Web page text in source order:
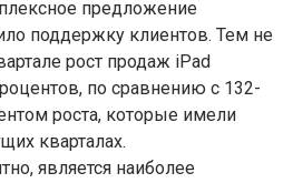
предложение
поддержку клиентов. Тем не
рост продаж iPad
по сравнению с 132-
роста, которые имели
кварталах.
является наиболее